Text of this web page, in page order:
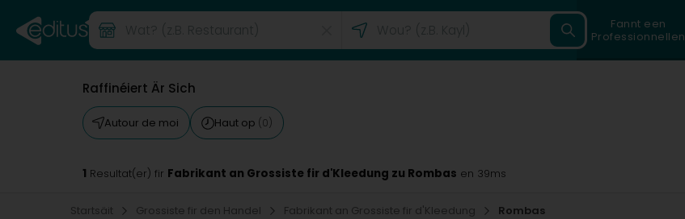
Fannt een
Professionnellen
Raffinéiert Är Sich
Autour de moi Haut op (0)
1 Resultat(er) fir Fabrikant an Grossiste fir d'Kleedung zu Rombas en 39ms
Startsäit Grossiste fir den Handel Fabrikant an Grossiste fir d'Kleedung Rombas